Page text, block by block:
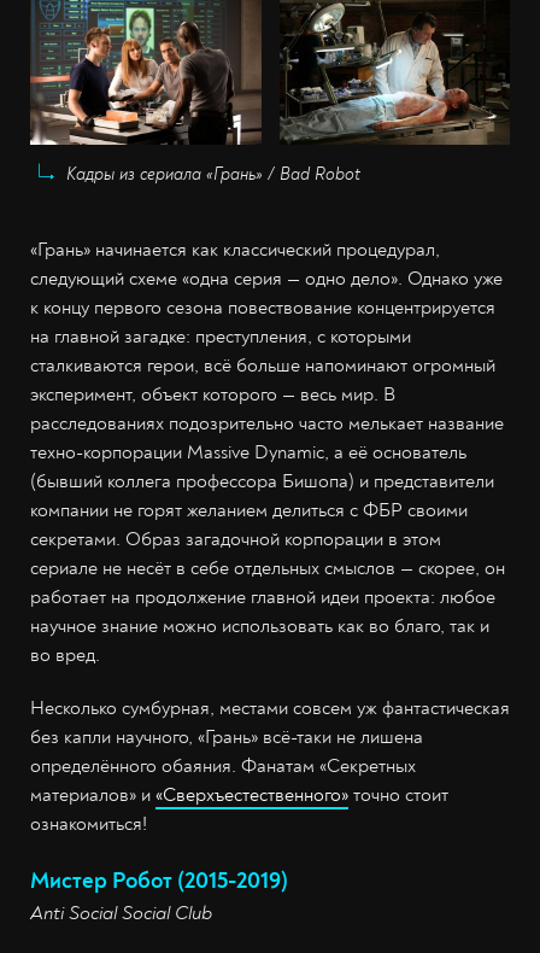
Кадры из сериала «Грань» / Bad Robot
«Грань» начинается как классический процедурал,
следующий схеме «одна серия — одно дело». Однако уже
к концу первого сезона повествование концентрируется
на главной загадке: преступления, с которыми
сталкиваются герои, всё больше напоминают огромный
эксперимент, объект которого — весь мир. В
расследованиях подозрительно часто мелькает название
техно-корпорации Massive Dynamic, а её основатель
(бывший коллега профессора Бишопа) и представители
компании не горят желанием делиться с ФБР своими
секретами. Образ загадочной корпорации в этом
сериале не несёт в себе отдельных смыслов — скорее, он
работает на продолжение главной идеи проекта: любое
научное знание можно использовать как во благо, так и
во вред.
Несколько сумбурная, местами совсем уж фантастическая
без капли научного, «Грань» всё-таки не лишена
определённого обаяния. Фанатам «Секретных
материалов» и «Сверхъестественного» точно стоит
ознакомиться!
Мистер Робот (2015-2019)
Anti Social Social Club